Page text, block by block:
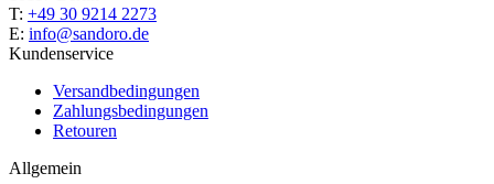
T: +49 30 9214 2273
E: info@sandoro.de
Kundenservice
Versandbedingungen
Zahlungsbedingungen
Retouren
Allgemein